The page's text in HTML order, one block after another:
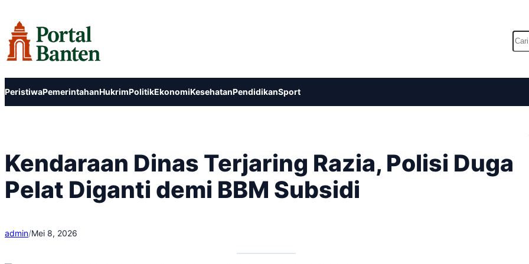
ke
konten
Cari
PeristiwaPemerintahanHukrimPolitikEkonomiKesehatanPendidikanSport
Kendaraan Dinas Terjaring Razia, Polisi Duga
Pelat Diganti demi BBM Subsidi
admin/Mei 8, 2026